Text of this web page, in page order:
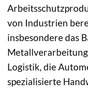
von Industrien
insbesondere das
Logistik, die
spezialisierte